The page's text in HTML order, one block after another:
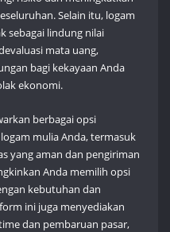
Selain itu, logam
sebagai lindung nilai
mata uang,
bagi kekayaan Anda
ekonomi.
berbagai opsi
mulia Anda, termasuk
yang aman dan pengiriman
Anda memilih opsi
kebutuhan dan
ini juga menyediakan
dan pembaruan pasar,